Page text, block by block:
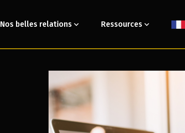
Nos belles relations Ressources